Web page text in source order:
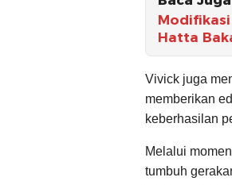
Modifikasi
Hatta
Vivick juga
memberikan
keberhasilan
Melalui
tumbuh